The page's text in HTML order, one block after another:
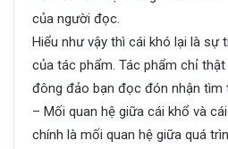
của người đọc.
Hiểu như vậy thì cái khó lại là sự
của tác phẩm. Tác phẩm chỉ
đông đảo bạn đọc đón nhận tìm
– Mối quan hệ giữa cái khổ và
chính là mối quan hệ giữa quá